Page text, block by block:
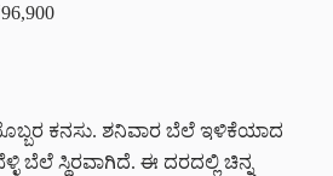
ಕನಸು. ಶನಿವಾರ ಬೆಲೆ ಇಳಿಕೆಯಾದ
ಬೆಲೆ ಸ್ಥಿರವಾಗಿದೆ. ಈ ದರದಲ್ಲಿ ಚಿನ್ನ